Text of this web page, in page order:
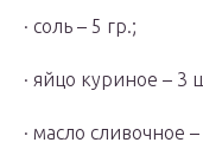
· соль – 5 гр.;
· яйцо куриное – 3
· масло сливочное